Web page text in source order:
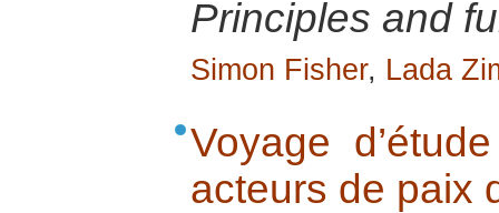
Principles and
Simon Fisher, Lada
Voyage
acteurs de paix